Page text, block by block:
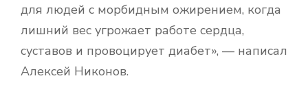
для людей с морбидным ожирением, когда
лишний вес угрожает работе сердца,
суставов и провоцирует диабет», — написал
Алексей Никонов.